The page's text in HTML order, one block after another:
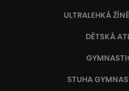
ULTRALEHKÁ
DĚTSKÁ
STUHA